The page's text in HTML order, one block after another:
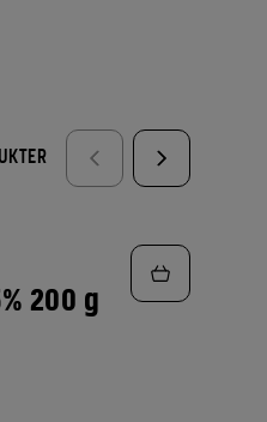
200 g